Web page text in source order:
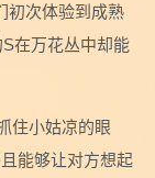
初次体验到成熟
在万花丛中却能
住小姑凉的眼
能够让对方想起